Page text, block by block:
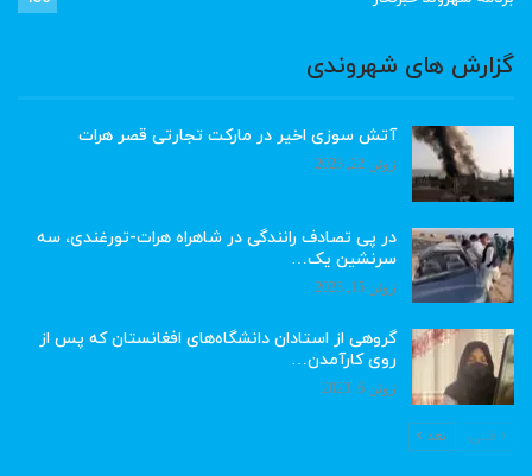
گزارش های شهروندی
آتش سوزی اخیر در مارکت تجارتی قصر هرات
ژوئن 22, 2023
در پی تصادف رانندگی در شاهراه هرات-تورغندی، سه
سرنشین یک…
ژوئن 15, 2023
گروهی از استادان دانشگاه‌های افغانستان که پس از
روی کارآمدن…
ژوئن 6, 2023
قبلی بعد